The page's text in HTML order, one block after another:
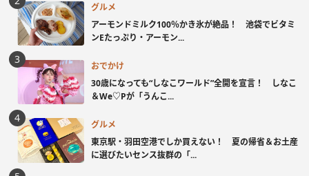
グルメ
アーモンドミルク100％かき氷が絶品！ 池袋でビタミ
ンEたっぷり・アーモン...
おでかけ
30歳になっても“しなこワールド”全開を宣言！ しなこ
＆We♡Pが「うんこ...
グルメ
東京駅・羽田空港でしか買えない！ 夏の帰省＆お土産
に選びたいセンス抜群の「...